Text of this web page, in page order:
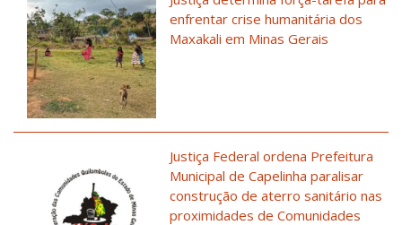
enfrentar crise humanitária dos
Maxakali em Minas Gerais
Justiça Federal ordena Prefeitura
Municipal de Capelinha paralisar
construção de aterro sanitário nas
proximidades de Comunidades